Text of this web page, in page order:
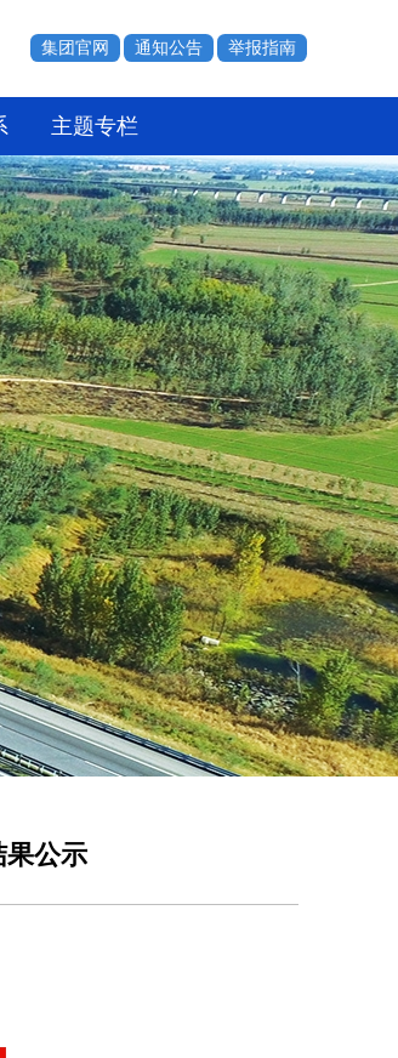
集团官网 通知公告 举报指南
主题专栏
果公示